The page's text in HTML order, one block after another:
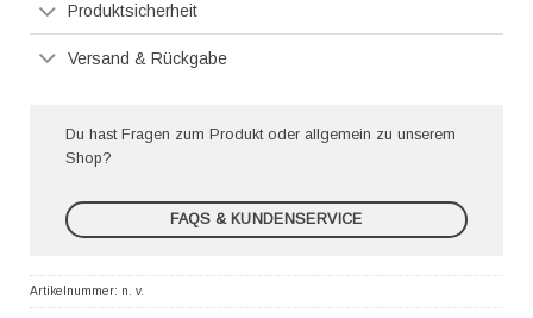
Produktsicherheit
Versand & Rückgabe
Du hast Fragen zum Produkt oder allgemein zu unserem
Shop?
FAQS & KUNDENSERVICE
Artikelnummer: n. v.